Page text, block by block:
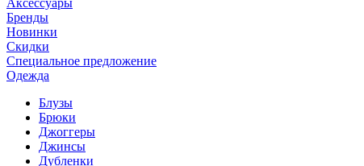
Аксессуары
Бренды
Новинки
Скидки
Специальное предложение
Одежда
Блузы
Брюки
Джоггеры
Джинсы
Дубленки